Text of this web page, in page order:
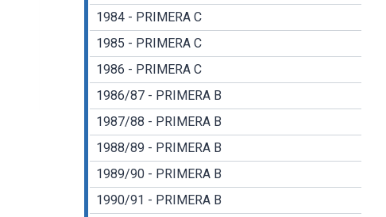
1984 - PRIMERA C
1985 - PRIMERA C
1986 - PRIMERA C
1986/87 - PRIMERA B
1987/88 - PRIMERA B
1988/89 - PRIMERA B
1989/90 - PRIMERA B
1990/91 - PRIMERA B